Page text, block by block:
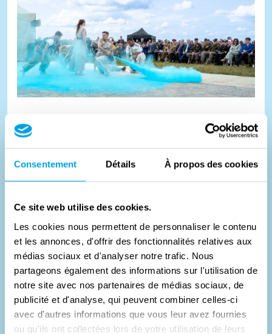
Consentement Détails À propos des cookies
Ce site web utilise des cookies.
Les cookies nous permettent de personnaliser le contenu
et les annonces, d'offrir des fonctionnalités relatives aux
médias sociaux et d'analyser notre trafic. Nous
partageons également des informations sur l'utilisation de
notre site avec nos partenaires de médias sociaux, de
publicité et d'analyse, qui peuvent combiner celles-ci
avec d'autres informations que vous leur avez fournies
ou qu'ils ont collectées lors de votre utilisation de leurs
Brabante settentrionale
Nella Seconda guerra mondiale, gli Alleati raggiunsero
questa regione meridionale dei Paesi Bassi nel settembre
1944 durante l'operazione Market Garden. I paracadutisti
di terra attraversarono la parte orientale del Brabante
settentrionale, p...
#Paesi Bassi